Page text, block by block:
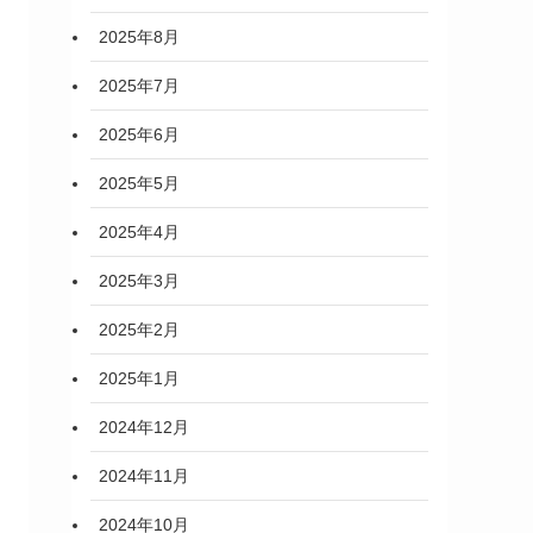
2025年8月
2025年7月
2025年6月
2025年5月
2025年4月
2025年3月
2025年2月
2025年1月
2024年12月
2024年11月
2024年10月